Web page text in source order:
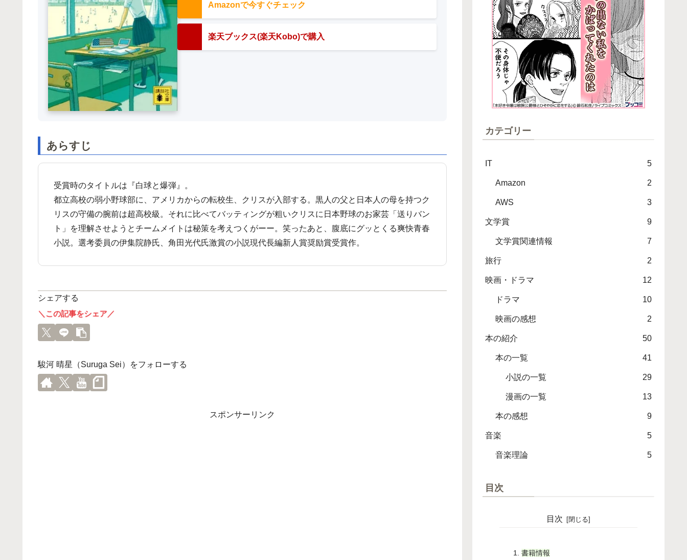
Amazonで今すぐチェック
楽天ブックス(楽天Kobo)で購入
あらすじ
受賞時のタイトルは『白球と爆弾』。
都立高校の弱小野球部に、アメリカからの転校生、クリスが入部する。黒人の父と日本人の母を持つク
リスの守備の腕前は超高校級。それに比べてバッティングが粗いクリスに日本野球のお家芸「送りバン
ト」を理解させようとチームメイトは秘策を考えつくがーー。笑ったあと、腹底にグッとくる爽快青春
小説。選考委員の伊集院静氏、角田光代氏激賞の小説現代長編新人賞奨励賞受賞作。
シェアする
＼この記事をシェア／
駿河 晴星（Suruga Sei）をフォローする
スポンサーリンク
カテゴリー
IT 5
Amazon 2
AWS 3
文学賞 9
文学賞関連情報 7
旅行 2
映画・ドラマ 12
ドラマ 10
映画の感想 2
本の紹介 50
本の一覧 41
小説の一覧 29
漫画の一覧 13
本の感想 9
音楽 5
音楽理論 5
目次
目次
書籍情報